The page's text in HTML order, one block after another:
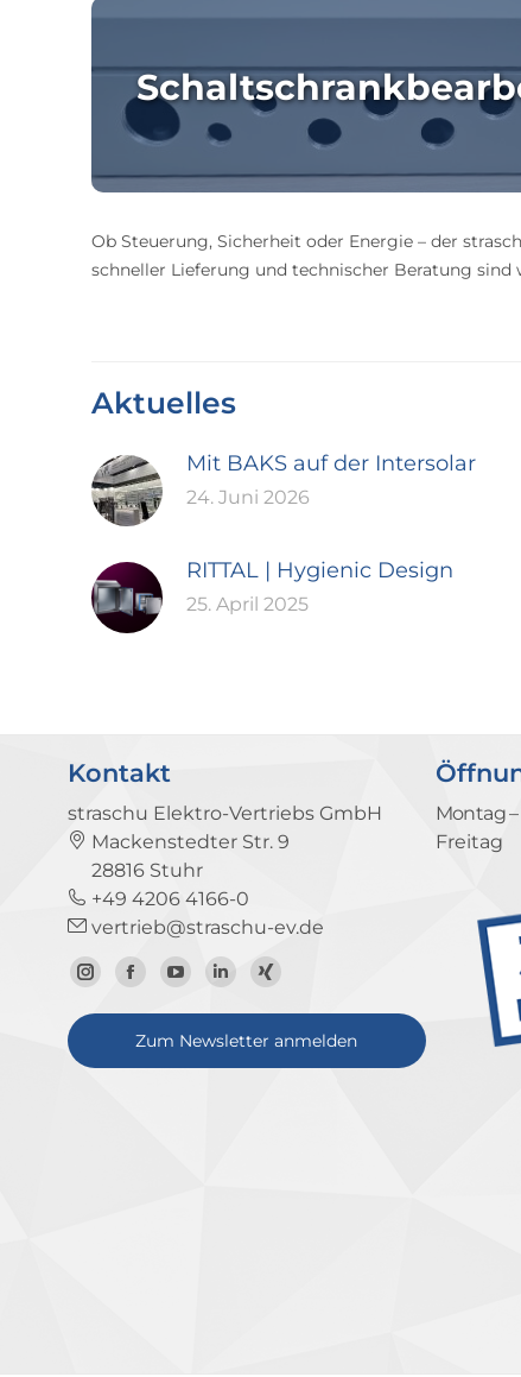
Ob Steuerung, Sicherheit oder Energie – der
schneller Lieferung und technischer Beratung
Aktuelles
Mit BAKS auf der Intersolar
24. Juni 2026
RITTAL | Hygienic Design
25. April 2025
Kontakt
straschu Elektro-Vertriebs GmbH
Mackenstedter Str. 9
28816 Stuhr
+49 4206 4166-0
vertrieb@straschu-ev.de
Zum
Instagram-
Zur
Facebook-
Seite
Zum
YouTube-
Kanal
Zum
LinkedIn-
Profil
Zum
Xing-
Profil
Zum Newsletter anmelden
Montag
Freitag